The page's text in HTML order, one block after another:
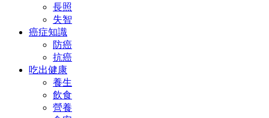
長照
失智
癌症知識
防癌
抗癌
吃出健康
養生
飲食
營養